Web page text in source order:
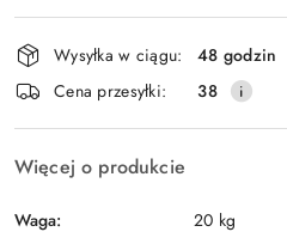
Wyślij
Dostępność
i
dostawa
Wysyłka w ciągu:
48 godzin
Cena przesyłki:
38
Więcej o produkcie
Waga: 20 kg